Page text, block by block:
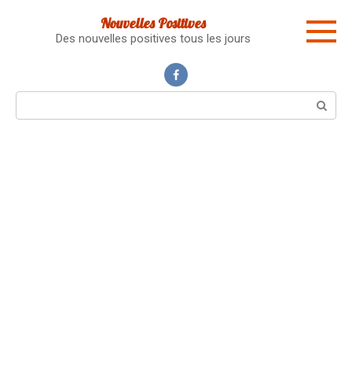
Nouvelles Positives
Des nouvelles positives tous les jours